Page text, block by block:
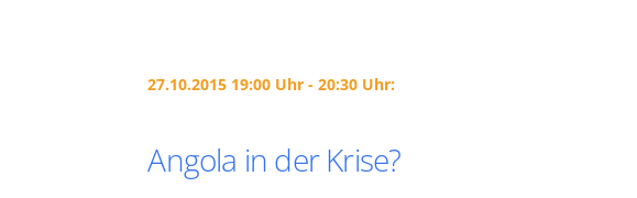
27.10.2015 19:00 Uhr - 20:30 Uhr:
Angola in der Krise?